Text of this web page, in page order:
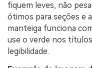
fiquem leves, não
ótimos para seções e
manteiga funciona
use o verde nos
legibilidade.